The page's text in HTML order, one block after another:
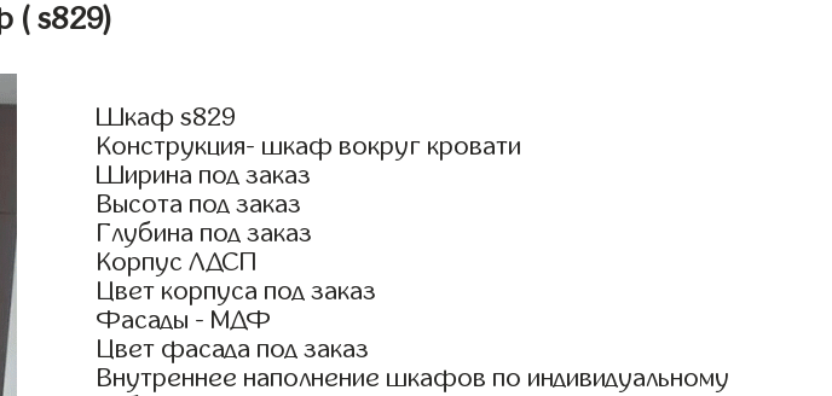
( s829)
Шкаф s829
Конструкция- шкаф вокруг кровати
Ширина под заказ
Высота под заказ
Глубина под заказ
Корпус ЛДСП
Цвет корпуса под заказ
Фасады - МДФ
Цвет фасада под заказ
Внутреннее наполнение шкафов по индивидуальному